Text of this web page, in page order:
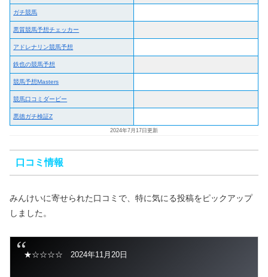
ガチ競馬
悪質競馬予想チェッカー
アドレナリン競馬予想
鉄也の競馬予想
競馬予想Masters
競馬口コミダービー
悪徳ガチ検証Z
2024年7月17日更新
口コミ情報
みんけいに寄せられた口コミで、特に気にる投稿をピックアップ
しました。
★☆☆☆☆ 2024年11月20日